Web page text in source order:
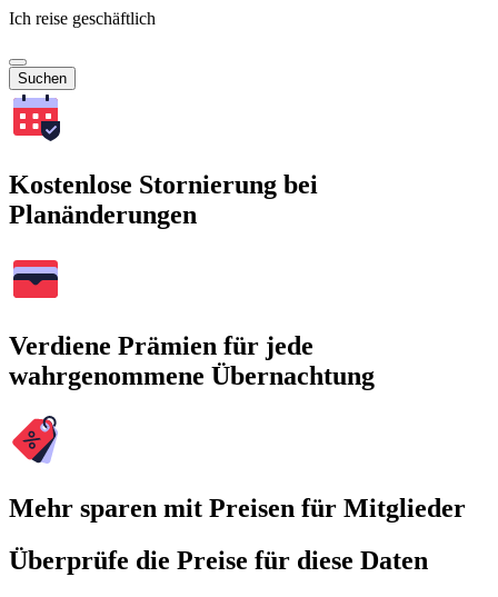
Ich reise geschäftlich
Suchen
Kostenlose Stornierung bei
Planänderungen
Verdiene Prämien für jede
wahrgenommene Übernachtung
Mehr sparen mit Preisen für Mitglieder
Überprüfe die Preise für diese Daten